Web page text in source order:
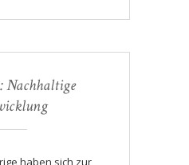
haben sich zur